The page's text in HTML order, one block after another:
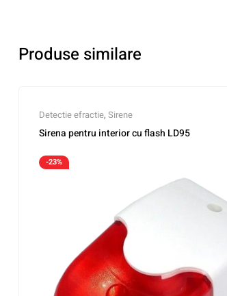
Produse similare
Detectie efractie, Sirene
Sirena pentru interior cu flash LD95
-23%